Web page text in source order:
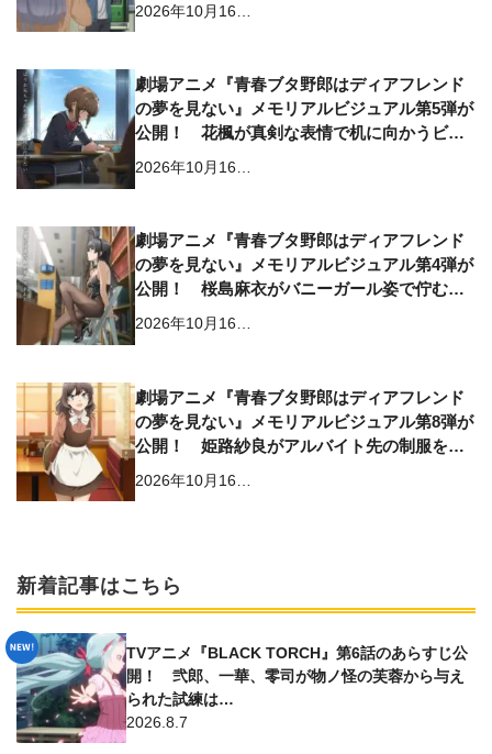
2026年10月16…
劇場アニメ『青春ブタ野郎はディアフレンド
の夢を見ない』メモリアルビジュアル第5弾が
公開！ 花楓が真剣な表情で机に向かうビジ
ュアルに
2026年10月16…
劇場アニメ『青春ブタ野郎はディアフレンド
の夢を見ない』メモリアルビジュアル第4弾が
公開！ 桜島麻衣がバニーガール姿で佇むビ
ジュアル
2026年10月16…
劇場アニメ『青春ブタ野郎はディアフレンド
の夢を見ない』メモリアルビジュアル第8弾が
公開！ 姫路紗良がアルバイト先の制服を着
たビジュアルに
2026年10月16…
新着記事はこちら
TVアニメ『BLACK TORCH』第6話のあらすじ公
開！ 弐郎、一華、零司が物ノ怪の芙蓉から与え
られた試練は…
2026.8.7